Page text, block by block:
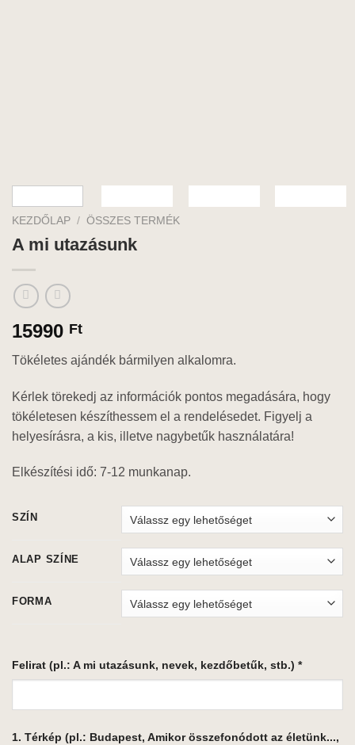
KEZDŐLAP / ÖSSZES TERMÉK
A mi utazásunk
15990 Ft
Tökéletes ajándék bármilyen alkalomra.
Kérlek törekedj az információk pontos megadására, hogy
tökéletesen készíthessem el a rendelésedet. Figyelj a
helyesírásra, a kis, illetve nagybetűk használatára!
Elkészítési idő: 7-12 munkanap.
SZÍN
ALAP SZÍNE
FORMA
Felirat (pl.: A mi utazásunk, nevek, kezdőbetűk, stb.) *
1. Térkép (pl.: Budapest, Amikor összefonódott az életünk...,